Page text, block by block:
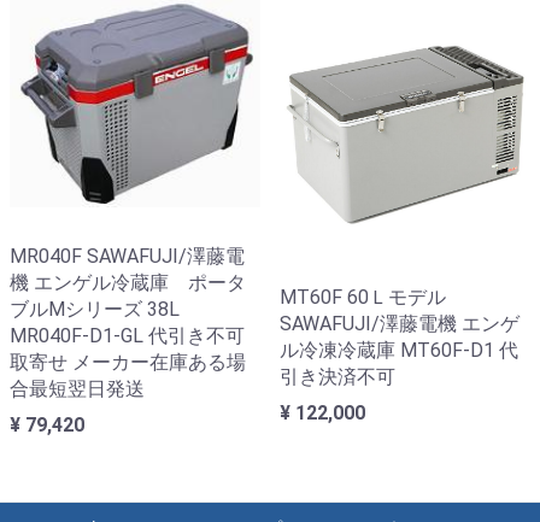
MR040F SAWAFUJI/澤藤電
機 エンゲル冷蔵庫 ポータ
ブルMシリーズ 38L
MR040F-D1-GL 代引き不可
取寄せ メーカー在庫ある場
合最短翌日発送
¥ 79,420
MT60F 60Ｌモデル
SAWAFUJI/澤藤電機 エンゲ
ル冷凍冷蔵庫 MT60F-D1 代
引き決済不可
¥ 122,000